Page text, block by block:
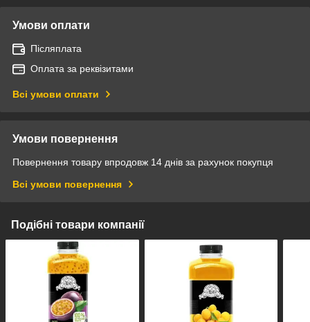
Умови оплати
Післяплата
Оплата за реквізитами
Всі умови оплати
Умови повернення
Повернення товару впродовж 14 днів за рахунок покупця
Всі умови повернення
Подібні товари компанії